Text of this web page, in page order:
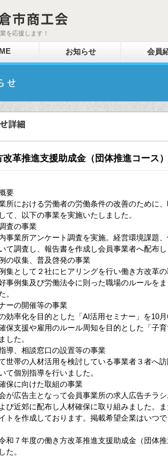
を応援します！
お知らせ 会員
改革推進支援助成金（団体推進コース
要
所における労働者の労働条件の改善のために
て、以下の事業を実施いたしました。
査の事業
事業所アンケート調査を実施。経営環境課題
て調査し、報告書を作成し会員事業者へ配布し
の収集、普及啓発の事業
集として２社にヒアリングを行い働き方改革
事例集及び労働法令に則った職場のルールを
。
ーの開催等の事業
効率化を目的とした「AI活用セミナー」を10
保支援や雇用のルール周知を目的とした「子
した。
導、相談窓口の設置等の事業
世帯の人材活用を検討している事業者３者へ
て個別指導を行いました。
保に向けた取組の事業
が広告主となって会員事業所の求人広告チラシ
び近郊に配布し人材確保に取り組みました。
トを作成しております。掲載希望企業はいつ
和７年度の働き方改革推進支援助成金（団体
た。